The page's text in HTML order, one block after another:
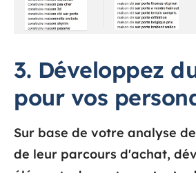
3. Développez
pour vos
Sur base de votre analyse
de leur parcours d'achat,